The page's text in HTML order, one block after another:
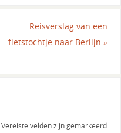
Reisverslag van een
fietstochtje naar Berlijn»
Vereiste velden zijn gemarkeerd